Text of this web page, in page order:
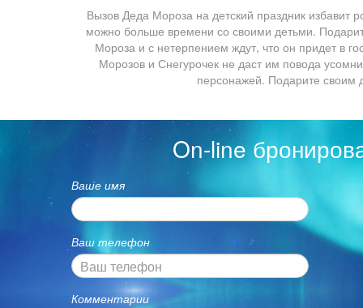
Вызов Деда Мороза на детский праздник избавит
можно больше времени со своими детьми.
Мороза и с нетерпением ждут, что он придет в
Морозов и Снегурочек не даст им повода
персонажей. Подарите своим
On-line
Ваше имя
Ваш телефон
Комментарии